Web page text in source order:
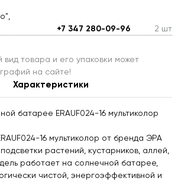
+7 347 280-09-96 2 шт
товара и его упаковки может
на сайте!
Характеристики
батарее ERAUF024-16 мультиколор
16 мультиколор от бренда ЭРА
растений, кустарников, аллей,
работает на солнечной батарее,
чистой, энергоэффективной и